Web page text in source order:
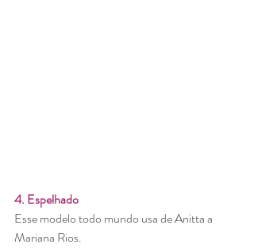
4. Espelhado
Esse modelo todo mundo usa de Anitta a
Mariana Rios.